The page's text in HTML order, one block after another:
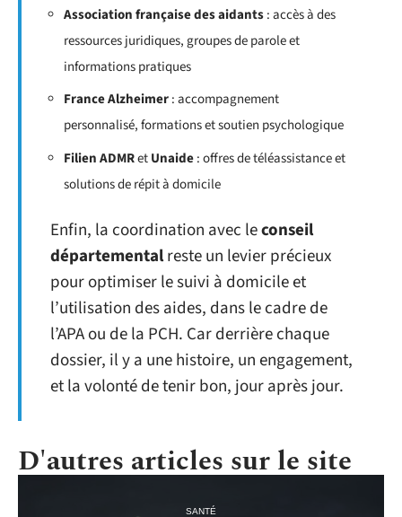
Association française des aidants: accès à des
ressources juridiques, groupes de parole et
informations pratiques
France Alzheimer: accompagnement
personnalisé, formations et soutien psychologique
Filien ADMRetUnaide: offres de téléassistance et
solutions de répit à domicile
Enfin, la coordination avec leconseil
départementalreste un levier précieux
pour optimiser le suivi à domicile et
l’utilisation des aides, dans le cadre de
l’APA ou de la PCH. Car derrière chaque
dossier, il y a une histoire, un engagement,
et la volonté de tenir bon, jour après jour.
D'autres articles sur le site
SANTÉ